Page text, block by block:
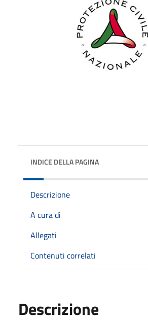
INDICE DELLA PAGINA
Descrizione
A cura di
Allegati
Contenuti correlati
Descrizione